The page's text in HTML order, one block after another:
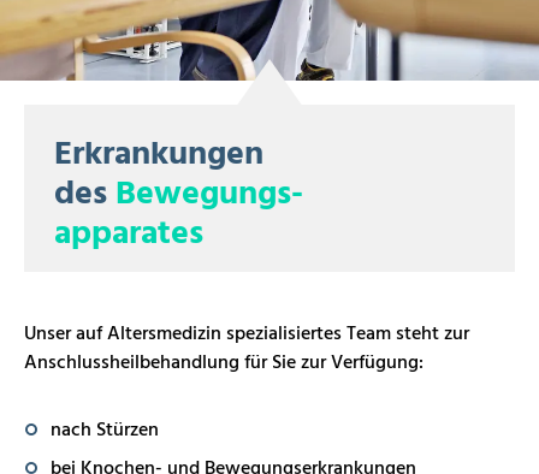
Erkrankungen
desBewegungs-
apparates
Unser auf Altersmedizin spezialisiertes Team steht zur
Anschlussheilbehandlung für Sie zur Verfügung:
nach Stürzen